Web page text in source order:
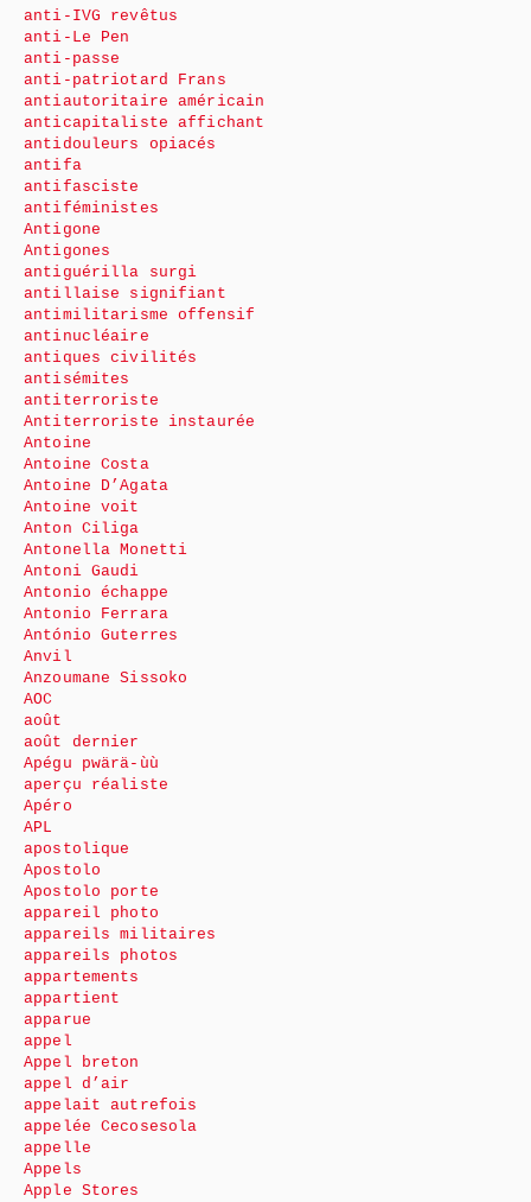
anti-IVG revêtus
anti-Le Pen
anti-passe
anti-patriotard Frans
antiautoritaire américain
anticapitaliste affichant
antidouleurs opiacés
antifa
antifasciste
antiféministes
Antigone
Antigones
antiguérilla surgi
antillaise signifiant
antimilitarisme offensif
antinucléaire
antiques civilités
antisémites
antiterroriste
Antiterroriste instaurée
Antoine
Antoine Costa
Antoine D’Agata
Antoine voit
Anton Ciliga
Antonella Monetti
Antoni Gaudi
Antonio échappe
Antonio Ferrara
António Guterres
Anvil
Anzoumane Sissoko
AOC
août
août dernier
Apégu pwärä-ùù
aperçu réaliste
Apéro
APL
apostolique
Apostolo
Apostolo porte
appareil photo
appareils militaires
appareils photos
appartements
appartient
apparue
appel
Appel breton
appel d’air
appelait autrefois
appelée Cecosesola
appelle
Appels
Apple Stores